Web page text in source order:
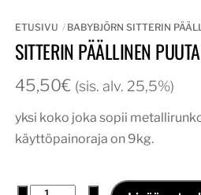
ETUSIVU BABYBJÖRN SITTERIN
SITTERIN PÄÄLLINEN
45,50€ (sis. alv. 25,5%)
yksi koko joka sopii
käyttöpainoraja on 9kg.